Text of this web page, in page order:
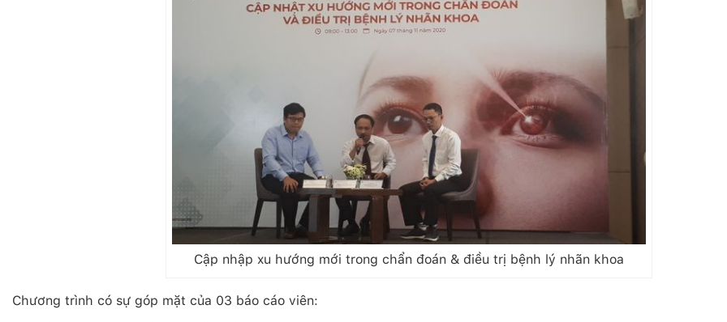
Cập nhập xu hướng mới trong chẩn đoán & điều trị bệnh lý nhãn khoa
Chương trình có sự góp mặt của 03 báo cáo viên: